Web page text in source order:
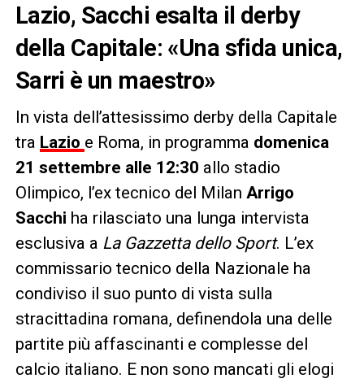
Lazio, Sacchi esalta il derby
della Capitale: «Una sfida unica,
Sarri è un maestro»
In vista dell’attesissimo derby della Capitale
tra Lazio e Roma, in programma domenica
21 settembre alle 12:30 allo stadio
Olimpico, l’ex tecnico del Milan Arrigo
Sacchi ha rilasciato una lunga intervista
esclusiva a La Gazzetta dello Sport. L’ex
commissario tecnico della Nazionale ha
condiviso il suo punto di vista sulla
stracittadina romana, definendola una delle
partite più affascinanti e complesse del
calcio italiano. E non sono mancati gli elogi